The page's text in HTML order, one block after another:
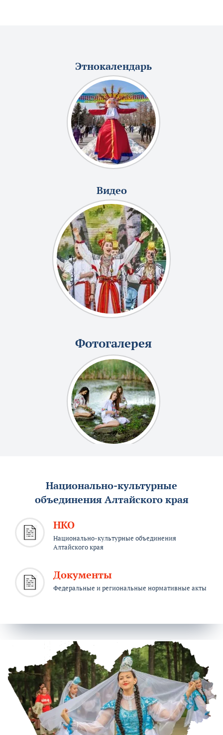
Этнокалендарь
Видео
Фотогалерея
Национально-культурные
объединения Алтайского края
НКО
Национально-культурные объединения
Алтайского края
Документы
Федеральные и региональные нормативные акты